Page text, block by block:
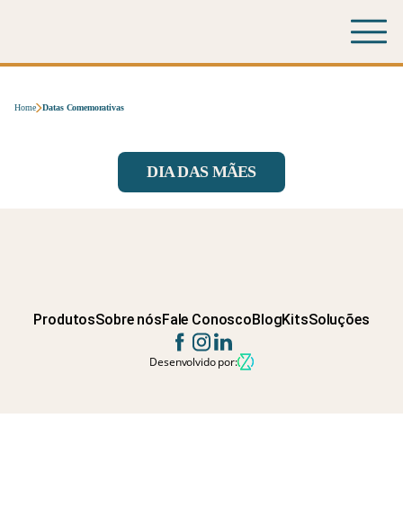
Home Datas Comemorativas
DIA DAS MÃES
ProdutosSobre nósFale ConoscoBlogKitsSoluções
Desenvolvido por: